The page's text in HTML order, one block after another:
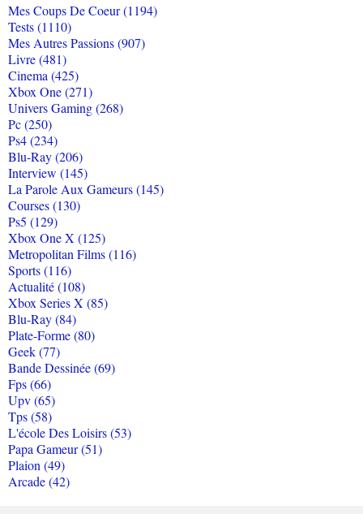
Mes Coups De Coeur (1194)
Tests (1110)
Mes Autres Passions (907)
Livre (481)
Cinema (425)
Xbox One (271)
Univers Gaming (268)
Pc (250)
Ps4 (234)
Blu-Ray (206)
Interview (145)
La Parole Aux Gameurs (145)
Courses (130)
Ps5 (129)
Xbox One X (125)
Metropolitan Films (116)
Sports (116)
Actualité (108)
Xbox Series X (85)
Blu-Ray (84)
Plate-Forme (80)
Geek (77)
Bande Dessinée (69)
Fps (66)
Upv (65)
Tps (58)
L'école Des Loisirs (53)
Papa Gameur (51)
Plaion (49)
Arcade (42)